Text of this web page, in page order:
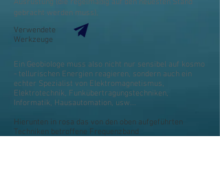
Ausrüstung (die regelmäßig auf den neuesten Stand
gebracht werden muss),
Verwendete
Werkzeuge
Ein Geobiologe muss also nicht nur sensibel auf kosmo
- tellurischen Energien reagieren, sondern auch ein
echter Spezialist von Elektromagnetismus,
Elektrotechnik, Funkübertragungstechniken,
Informatik, Hausautomation, usw...
Hierunten in rosa das von den oben aufgeführten
Techniken betroffene Frequenzband